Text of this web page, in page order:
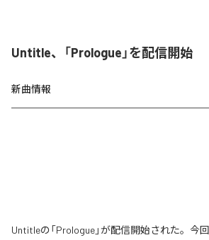
Untitle、「Prologue」を配信開始
新曲情報
Untitleの「Prologue」が配信開始された。今